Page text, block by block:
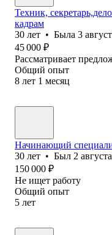
Техник,
кадрам
30 лет • Была 3
45 000 ₽
Рассматривает
Общий опыт
8 лет 1 месяц
Начинающий
30 лет • Был 2 августа
150 000 ₽
Не ищет работу
Общий опыт
5 лет